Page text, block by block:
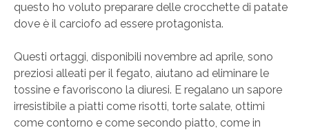
questo ho voluto preparare delle crocchette di patate
dove è il carciofo ad essere protagonista.
Questi ortaggi, disponibili novembre ad aprile, sono
preziosi alleati per il fegato, aiutano ad eliminare le
tossine e favoriscono la diuresi. E regalano un sapore
irresistibile a piatti come risotti, torte salate, ottimi
come contorno e come secondo piatto, come in